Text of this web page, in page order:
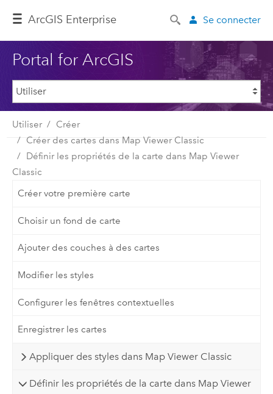
ArcGIS Enterprise Se connecter
Portal for ArcGIS
Utiliser
Créer
Créer des cartes dans Map Viewer Classic
Définir les propriétés de la carte dans Map Viewer
Classic
Créer votre première carte
Choisir un fond de carte
Ajouter des couches à des cartes
Modifier les styles
Configurer les fenêtres contextuelles
Enregistrer les cartes
Appliquer des styles dans Map Viewer Classic
Définir les propriétés de la carte dans Map Viewer